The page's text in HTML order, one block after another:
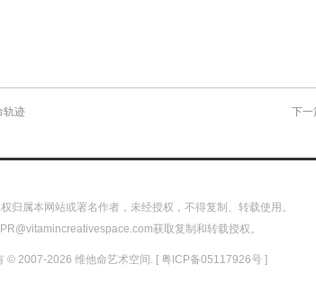
轨迹 下一
归属本网站或署名作者，未经授权，不得复制、转载使用。
获取复制和转载授权。
© 2007-2026 维他命艺术空间. [ 粤ICP备05117926号 ]